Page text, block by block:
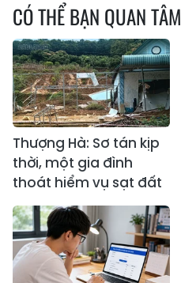
CÓ THỂ BẠN QUAN TÂM
Thượng Hà: Sơ tán kịp
thời, một gia đình
thoát hiểm vụ sạt đất